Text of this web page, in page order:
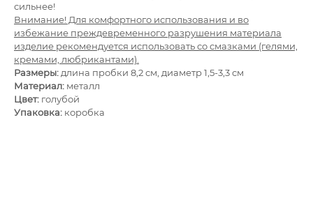
сильнее!
Внимание! Для комфортного использования и во
избежание преждевременного разрушения материала
изделие рекомендуется использовать со смазками (гелями,
кремами, любрикантами).
Размеры:длина пробки 8,2 см, диаметр 1,5-3,3 см
Материал: металл
Цвет: голубой
Упаковка: коробка